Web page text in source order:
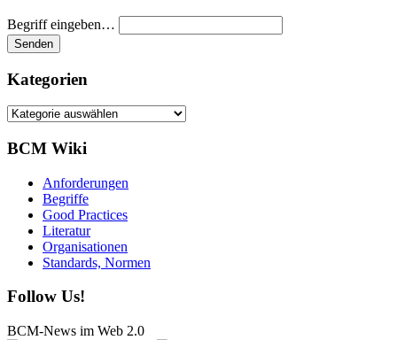
Begriff eingeben…
Kategorien
Kategorien
BCM Wiki
Anforderungen
Begriffe
Good Practices
Literatur
Organisationen
Standards, Normen
Follow Us!
BCM-News im Web 2.0